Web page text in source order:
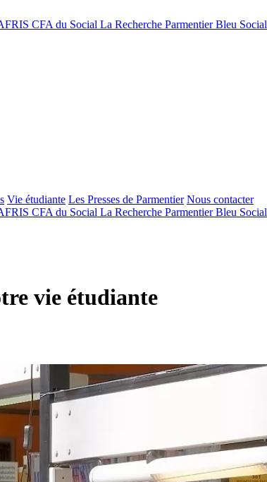
CFA du Social La Recherche Parmentier Bleu Social
Vie étudiante Les Presses de Parmentier Nous contacter
CFA du Social La Recherche Parmentier Bleu Social
vie étudiante